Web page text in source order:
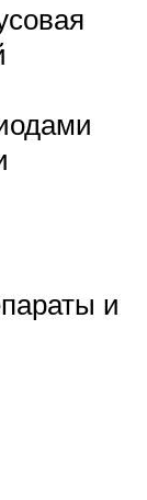
и